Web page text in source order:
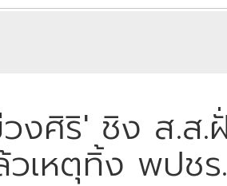
งศิริ' ชิง ส.ส.
เหตุทิ้ง พปชร.